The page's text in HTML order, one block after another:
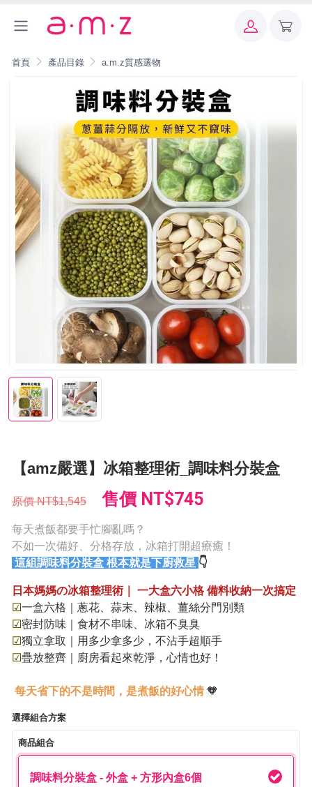
首頁 產品目錄 a.m.z質感選物
【amz嚴選】冰箱整理術_調味料分裝盒
原價NT$1,545 售價 NT$745
每天煮飯都要手忙腳亂嗎？
不如一次備好、分格存放，冰箱打開超療癒！
這組調味料分裝盒 根本就是下廚救星 👇
日本媽媽の冰箱整理術｜ 一大盒六小格 備料收納一次搞定
☑一盒六格｜蔥花、蒜末、辣椒、薑絲分門別類
☑密封防味｜食材不串味、冰箱不臭臭
☑獨立拿取｜用多少拿多少，不沾手超順手
☑疊放整齊｜廚房看起來乾淨，心情也好！
每天省下的不是時間，是煮飯的好心情 🧡
選擇組合方案
商品組合
調味料分裝盒 - 外盒 + 方形內盒6個